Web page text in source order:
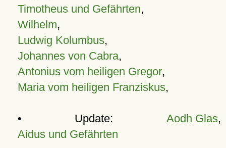
Timotheus und Gefährten,
Wilhelm,
Ludwig Kolumbus,
Johannes von Cabra,
Antonius vom heiligen Gregor,
Maria vom heiligen Franziskus,
• Update: Aodh Glas,
Aidus und Gefährten